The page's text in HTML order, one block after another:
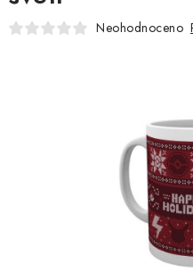
HRY
Doprava a
Neohodnoceno